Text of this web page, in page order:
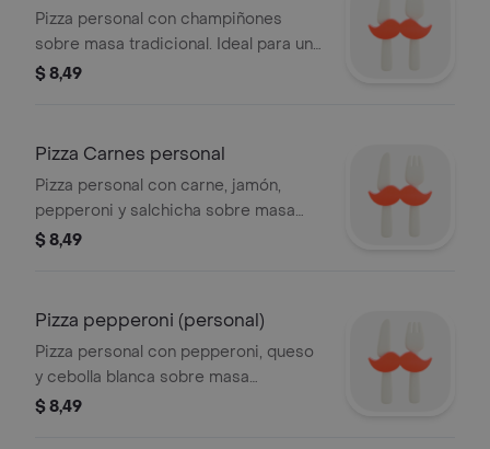
Pizza personal con champiñones
sobre masa tradicional. Ideal para una
porción individual.
$ 8,49
Pizza Carnes personal
Pizza personal con carne, jamón,
pepperoni y salchicha sobre masa
tradicional.
$ 8,49
Pizza pepperoni (personal)
Pizza personal con pepperoni, queso
y cebolla blanca sobre masa
tradicional. Ideal para una porción
$ 8,49